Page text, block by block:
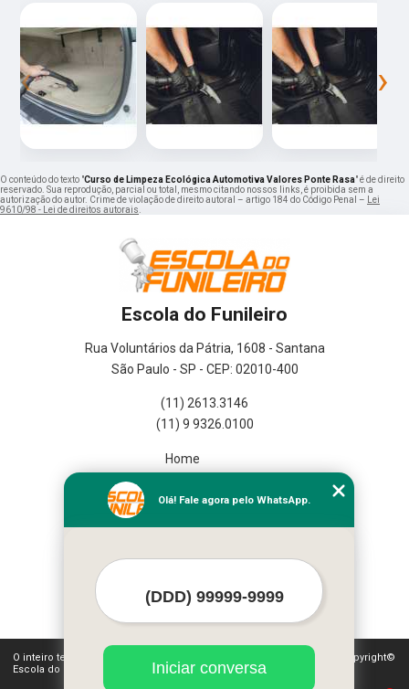
‹ ›
O conteúdo do texto "Curso de Limpeza Ecológica Automotiva Valores Ponte Rasa" é de direito
reservado. Sua reprodução, parcial ou total, mesmo citando nossos links, é proibida sem a
autorização do autor. Crime de violação de direito autoral – artigo 184 do Código Penal –
Lei
9610/98 - Lei de direitos autorais
Escola do Funileiro
Rua Voluntários da Pátria, 1608 - Santana
São Paulo - SP - CEP: 02010-400
(11) 2613.3146
(11) 9 9326.0100
Home
Missão
Mapa do site
O inteiro teor deste site está sujeito à proteção de direitos autorais. Copyright©
Escola do Funileiro (Lei 9610 de 19/02/1998)
Olá! Fale agora pelo WhatsApp.
Iniciar conversa